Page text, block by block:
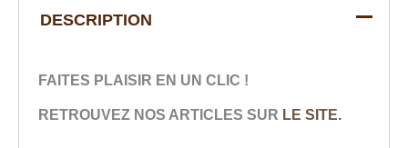
DESCRIPTION
FAITES PLAISIR EN UN CLIC !
RETROUVEZ NOS ARTICLES SUR LE SITE.